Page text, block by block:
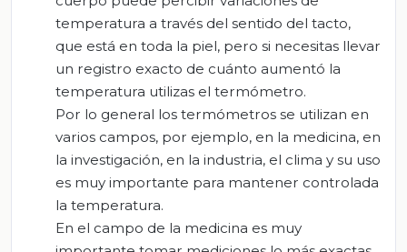
temperatura a través del sentido del tacto,
que está en toda la piel, pero si necesitas llevar
un registro exacto de cuánto aumentó la
temperatura utilizas el termómetro.
Por lo general los termómetros se utilizan en
varios campos, por ejemplo, en la medicina, en
la investigación, en la industria, el clima y su uso
es muy importante para mantener controlada
la temperatura.
En el campo de la medicina es muy